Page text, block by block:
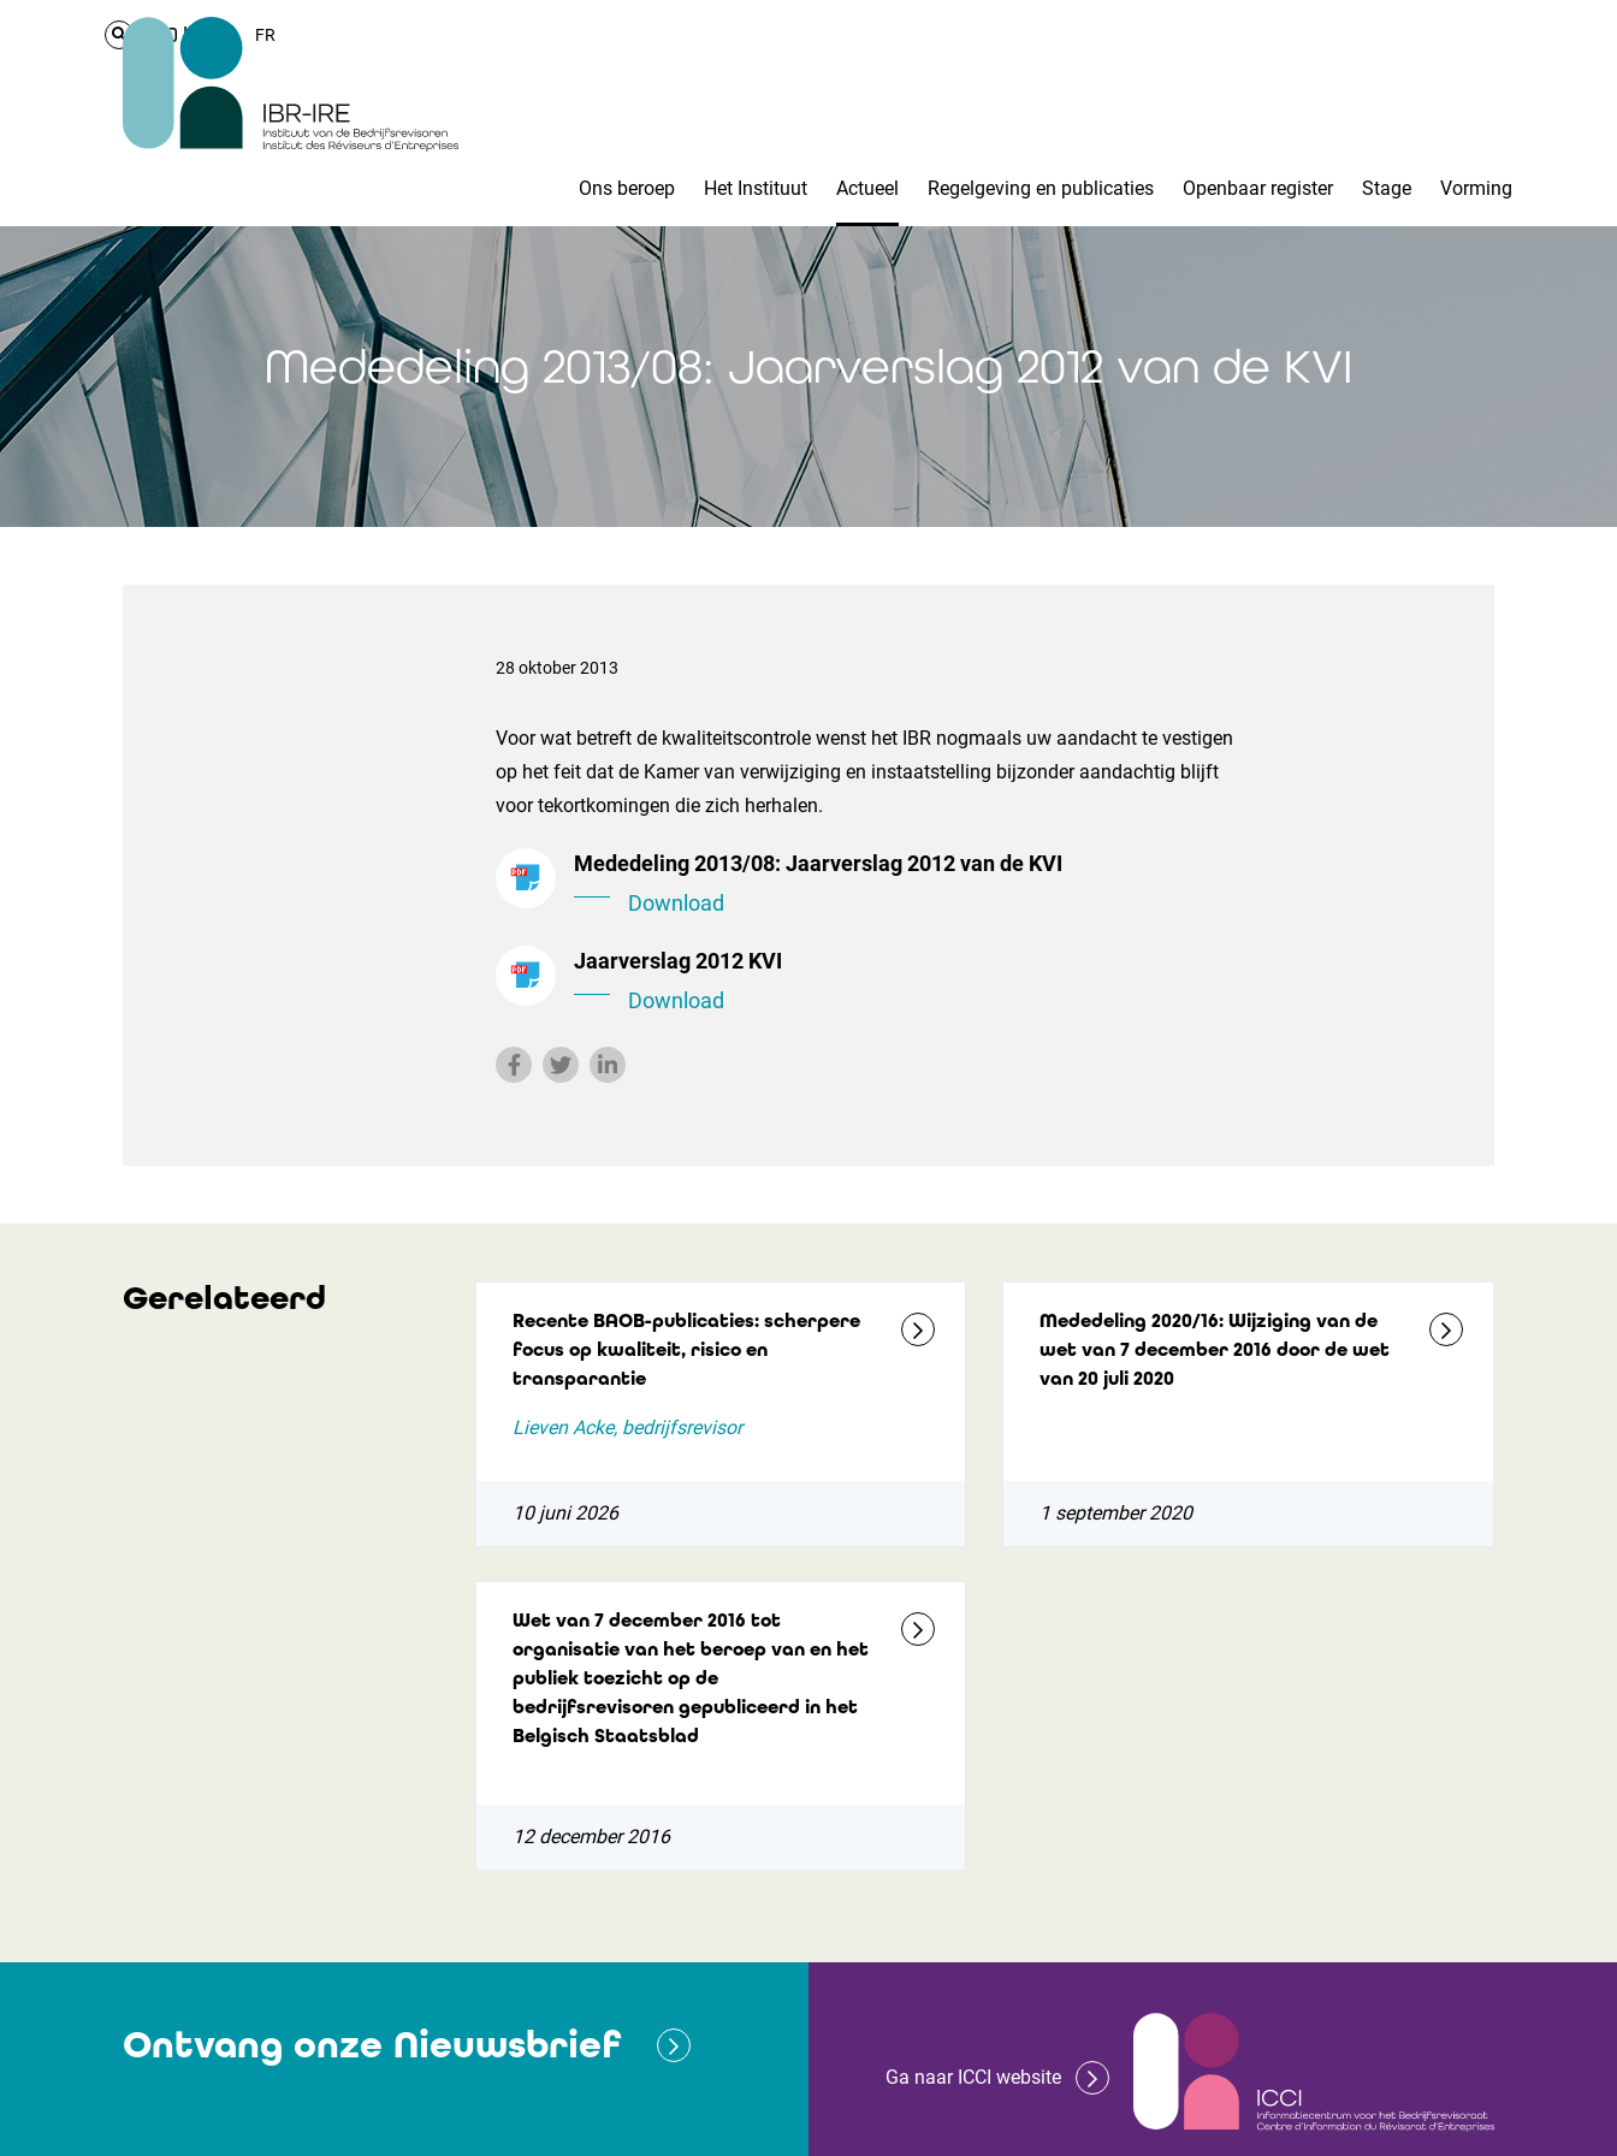
Login FR
Ons beroep Het Instituut Actueel Regelgeving en publicaties Openbaar register Stage Vorming
Mededeling 2013/08: Jaarverslag 2012 van de KVI
28 oktober 2013
Voor wat betreft de kwaliteitscontrole wenst het IBR nogmaals uw aandacht te vestigen
op het feit dat de Kamer van verwijziging en instaatstelling bijzonder aandachtig blijft
voor tekortkomingen die zich herhalen.
Mededeling 2013/08: Jaarverslag 2012 van de KVI
Download
Jaarverslag 2012 KVI
Download
Gerelateerd
Recente BAOB-publicaties: scherpere
focus op kwaliteit, risico en
transparantie
Lieven Acke, bedrijfsrevisor
10 juni 2026
Mededeling 2020/16: Wijziging van de
wet van 7 december 2016 door de wet
van 20 juli 2020
1 september 2020
Wet van 7 december 2016 tot
organisatie van het beroep van en het
publiek toezicht op de
bedrijfsrevisoren gepubliceerd in het
Belgisch Staatsblad
12 december 2016
Ontvang onze Nieuwsbrief
Ga naar ICCI website